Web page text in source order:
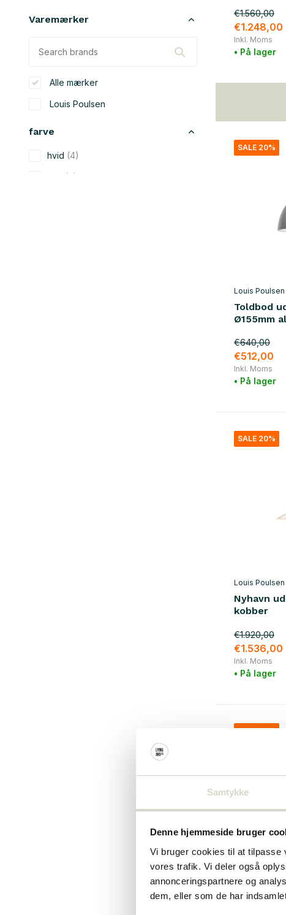
Samtykke
Denne hjemmeside bruger
Vi bruger cookies til at tilpasse
vores trafik. Vi deler også
annonceringspartnere og
dem, eller som de har
Varemærker
Alle mærker
Louis Poulsen
farve
hvid (4)
(5)
€1.560,00
€1.248,00
Inkl. Moms
• På lager
SALE 20%
Louis Poulsen
Toldbod
Ø155mm
€640,00
€512,00
Inkl. Moms
• På lager
SALE 20%
Louis Poulsen
Nyhavn
kobber
€1.920,00
€1.536,00
Inkl. Moms
• På lager
SALE 20%
Louis Poulsen